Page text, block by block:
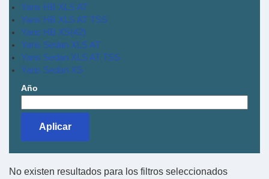
Yaris HB XLS AT
Yaris HB XLS AT TSS
Yaris HB XS(42)
Yaris Sedan XLS AT
Yaris Sedan XLS AT TSS
Yaris Sedan XS
Año
No existen resultados para los filtros seleccionados